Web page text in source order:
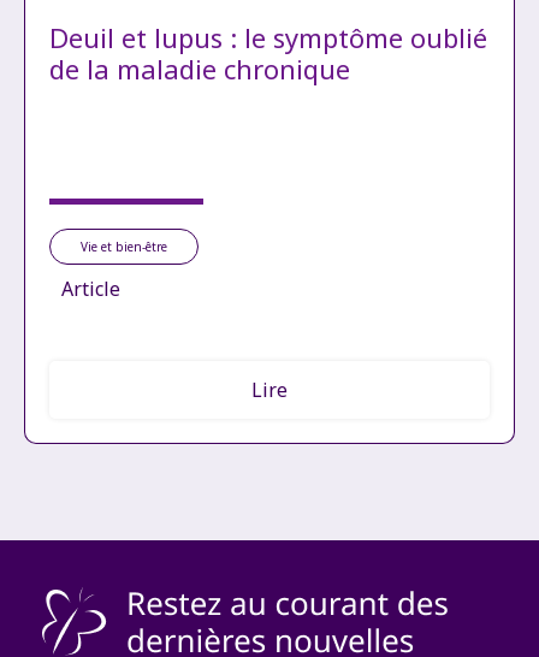
Deuil et lupus : le symptôme oublié
de la maladie chronique
Vie et bien-être
Article
Lire